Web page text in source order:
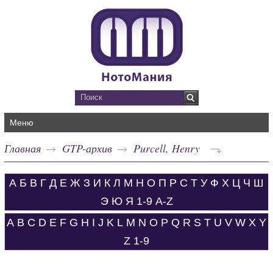
Меню
Главная GTP-архив Purcell, Henry
А Б В Г Д Е Ж З И К Л М Н О П Р С Т У Ф Х Ц Ч Ш
Э Ю Я 1-9 A-Z
A B C D E F G H I J K L M N O P Q R S T U V W X Y
Z 1-9